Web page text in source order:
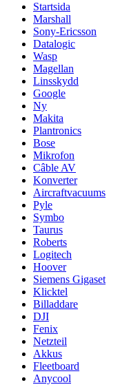
Startsida
Marshall
Sony-Ericsson
Datalogic
Wasp
Magellan
Linsskydd
Google
Ny
Makita
Plantronics
Bose
Mikrofon
Câble AV
Konverter
Aircraftvacuums
Pyle
Symbo
Taurus
Roberts
Logitech
Hoover
Siemens Gigaset
Klicktel
Billaddare
DJI
Fenix
Netzteil
Akkus
Fleetboard
Anycool